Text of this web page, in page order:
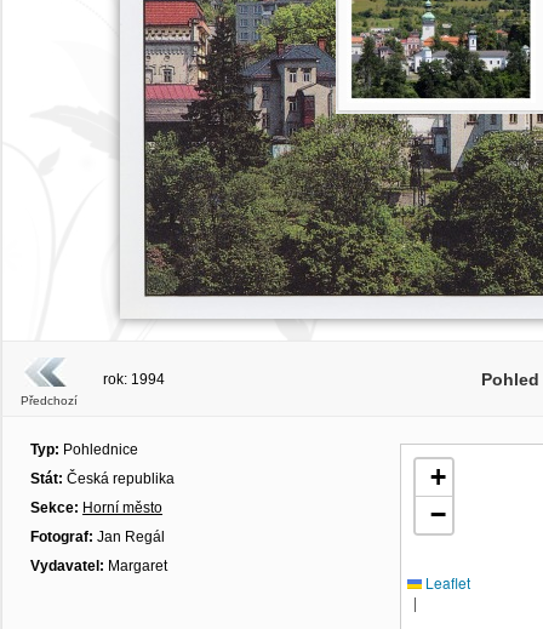
Předchozí
rok: 1994
Typ: Pohlednice
Stát: Česká republika
Sekce: Horní město
Fotograf: Jan Regál
Vydavatel: Margaret
+
−
Leaflet
|